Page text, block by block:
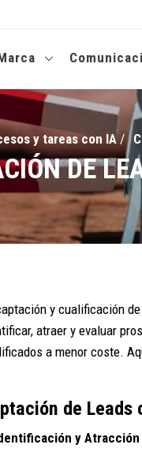
y tareas con IA /
DE
y cualificación
atraer y evaluar
a menor coste.
de Leads
y Atracción